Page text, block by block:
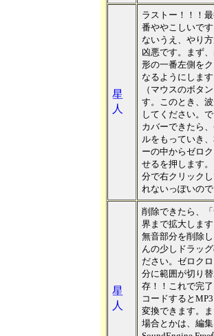
星
人
ラストー！！！
番ややこしいで
ないうえ、やり
凶悪です。まず
形の一番左側を
なるようにしま
（マウスのボタ
す。このとき、
してください。
カバーできたら
ルをもっていき
ーの中からゼロ
せるを押します
分で右クリック
れないっぽいの
星
人
削除できたら、
界まで拡大しま
無音部分を削除
んの少しドラッ
ださい。ゼロク
分に範囲が切り
存！！これで完
コードすると
変換できます。
場合とかは、編